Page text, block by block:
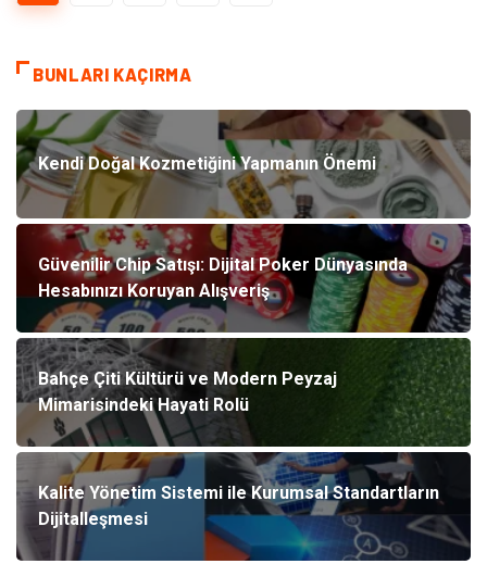
BUNLARI KAÇIRMA
Kendi Doğal Kozmetiğini Yapmanın Önemi
Güvenilir Chip Satışı: Dijital Poker Dünyasında
Hesabınızı Koruyan Alışveriş
Bahçe Çiti Kültürü ve Modern Peyzaj
Mimarisindeki Hayati Rolü
Kalite Yönetim Sistemi ile Kurumsal Standartların
Dijitalleşmesi